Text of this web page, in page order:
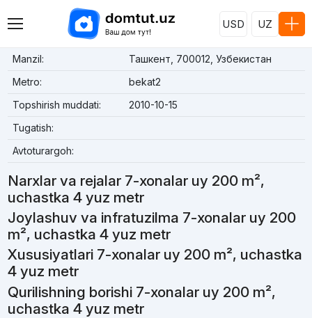
USD UZ
Manzil:
Ташкент, 700012, Узбекистан
Metro:
bekat2
Topshirish muddati:
2010-10-15
Tugatish:
Avtoturargoh:
Narxlar va rejalar 7-xonalar uy 200 m²,
uchastka 4 yuz metr
Joylashuv va infratuzilma 7-xonalar uy 200
m², uchastka 4 yuz metr
Xususiyatlari 7-xonalar uy 200 m², uchastka
4 yuz metr
Qurilishning borishi 7-xonalar uy 200 m²,
uchastka 4 yuz metr